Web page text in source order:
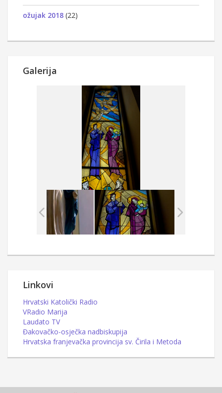
ožujak 2018 (22)
Galerija
Linkovi
Hrvatski Katolički Radio
VRadio Marija
Laudato TV
Đakovačko-osječka nadbiskupija
Hrvatska franjevačka provincija sv. Čirila i Metoda